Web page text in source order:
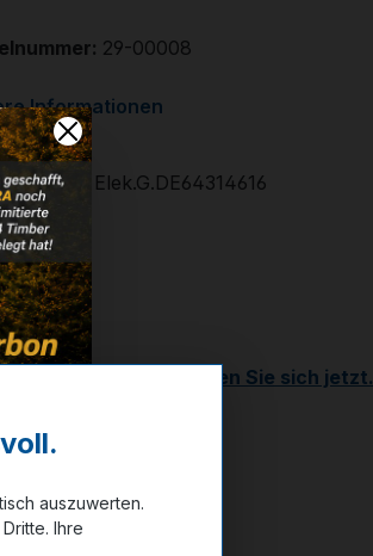
29-00008
Informationen
602E
gem. Elek.G.DE64314616
€
Lager
Registrieren Sie sich jetzt.
Merkzettel hinzufügen
auszuwerten.
Ihre